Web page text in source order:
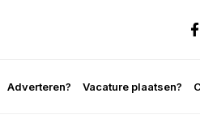
Adverteren? Vacature plaatsen?